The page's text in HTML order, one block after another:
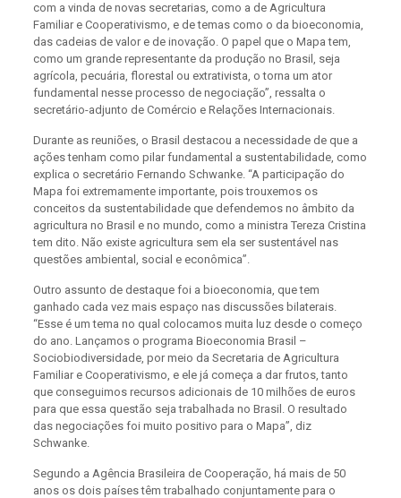
com a vinda de novas secretarias, como a de Agricultura
Familiar e Cooperativismo, e de temas como o da bioeconomia,
das cadeias de valor e de inovação. O papel que o Mapa tem,
como um grande representante da produção no Brasil, seja
agrícola, pecuária, florestal ou extrativista, o torna um ator
fundamental nesse processo de negociação”, ressalta o
secretário-adjunto de Comércio e Relações Internacionais.
Durante as reuniões, o Brasil destacou a necessidade de que a
ações tenham como pilar fundamental a sustentabilidade, como
explica o secretário Fernando Schwanke. “A participação do
Mapa foi extremamente importante, pois trouxemos os
conceitos da sustentabilidade que defendemos no âmbito da
agricultura no Brasil e no mundo, como a ministra Tereza Cristina
tem dito. Não existe agricultura sem ela ser sustentável nas
questões ambiental, social e econômica”.
Outro assunto de destaque foi a bioeconomia, que tem
ganhado cada vez mais espaço nas discussões bilaterais.
“Esse é um tema no qual colocamos muita luz desde o começo
do ano. Lançamos o programa Bioeconomia Brasil –
Sociobiodiversidade, por meio da Secretaria de Agricultura
Familiar e Cooperativismo, e ele já começa a dar frutos, tanto
que conseguimos recursos adicionais de 10 milhões de euros
para que essa questão seja trabalhada no Brasil. O resultado
das negociações foi muito positivo para o Mapa”, diz
Schwanke.
Segundo a Agência Brasileira de Cooperação, há mais de 50
anos os dois países têm trabalhado conjuntamente para o